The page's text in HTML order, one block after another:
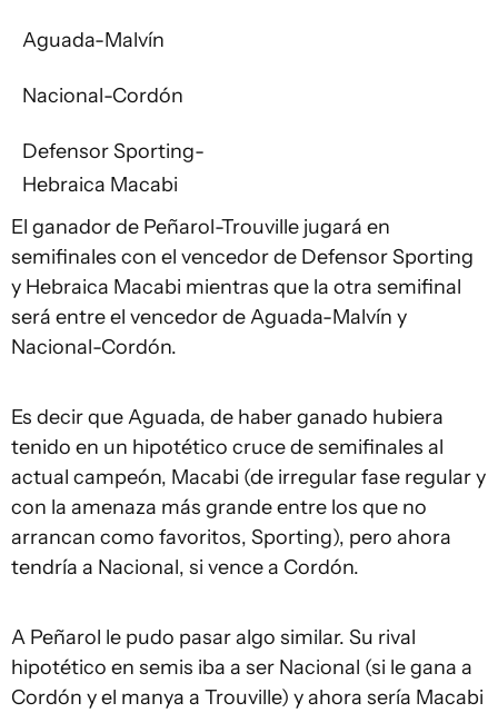
Aguada-Malvín
Nacional-Cordón
Defensor Sporting-
Hebraica Macabi
El ganador de Peñarol-Trouville jugará en
semifinales con el vencedor de Defensor Sporting
y Hebraica Macabi mientras que la otra semifinal
será entre el vencedor de Aguada-Malvín y
Nacional-Cordón.
Es decir que Aguada, de haber ganado hubiera
tenido en un hipotético cruce de semifinales al
actual campeón, Macabi (de irregular fase regular y
con la amenaza más grande entre los que no
arrancan como favoritos, Sporting), pero ahora
tendría a Nacional, si vence a Cordón.
A Peñarol le pudo pasar algo similar. Su rival
hipotético en semis iba a ser Nacional (si le gana a
Cordón y el manya a Trouville) y ahora sería Macabi